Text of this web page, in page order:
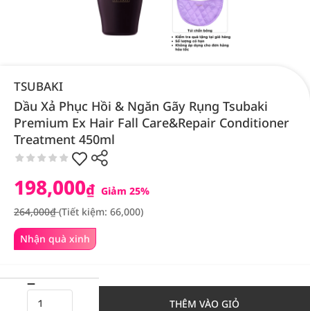
TSUBAKI
Dầu Xả Phục Hồi & Ngăn Gãy Rụng Tsubaki
Premium Ex Hair Fall Care&Repair Conditioner
Treatment 450ml
Nhận quà xinh
198,000₫ Giảm 25%
264,000₫(Tiết kiệm: 66,000)
THÊM VÀO GIỎ